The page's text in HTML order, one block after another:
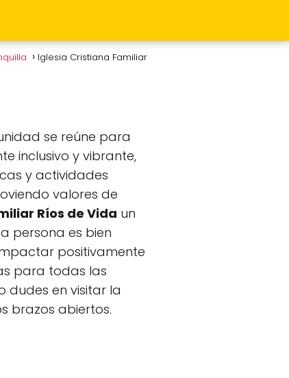
Iglesia Cristiana Familiar
se reúne para
inclusivo y vibrante,
y actividades
valores de
Ríos de Vida un
persona es bien
positivamente
para todas las
dudes en visitar la
brazos abiertos.